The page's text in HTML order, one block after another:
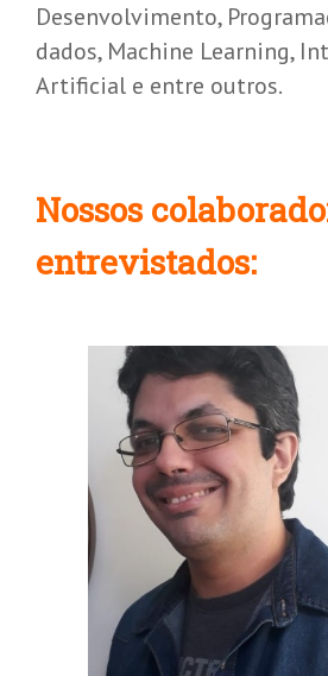
Desenvolvimento,
dados, Machine Learning,
Artificial e entre outros.
Nossos
entrevistados: